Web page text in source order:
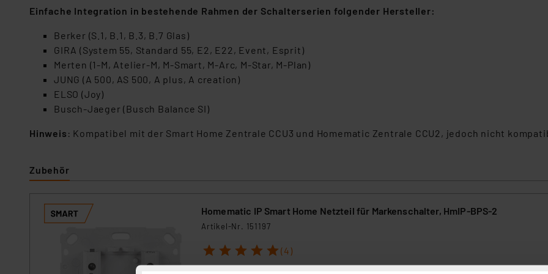
Einfache Integration in bestehende Rahmen der Schalterserien folgender Hersteller:
Berker (S.1, B.1, B.3, B.7 Glas)
GIRA (System 55, Standard 55, E2, E22, Event, Esprit)
Merten (1-M, Atelier-M, M-Smart, M-Arc, M-Star, M-Plan)
JUNG (A 500, AS 500, A plus, A creation)
ELSO (Joy)
Busch-Jaeger (Busch Balance SI)
Hinweis : Kompatibel mit der Smart Home Zentrale CCU3 und Homematic Zentrale CCU2, jedoch nicht
Zubehör
Homematic IP Smart Home Netzteil für Markenschalter, HmIP-BPS-2
Artikel-Nr. 151197
1 2 3 4 5 (4)